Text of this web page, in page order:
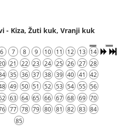
- Kiza, Žuti kuk, Vranji kuk
6 7 8 9 10 11 12 13
14
21 22 23 24 25 26 27
28
35 36 37 38 39 40 41
42
49 50 51 52 53 54 55
56
63 64 65 66 67 68 69
70
77 78 79 80 81 82 83
84
85